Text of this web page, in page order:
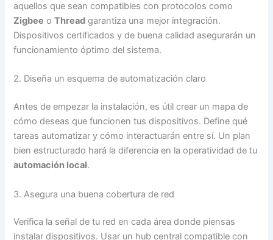
aquellos que sean compatibles con protocolos como
Zigbee oThread garantiza una mejor integración.
Dispositivos certificados y de buena calidad asegurarán un
funcionamiento óptimo del sistema.
2. Diseña un esquema de automatización claro
Antes de empezar la instalación, es útil crear un mapa de
cómo deseas que funcionen tus dispositivos. Define qué
tareas automatizar y cómo interactuarán entre sí. Un plan
bien estructurado hará la diferencia en la operatividad de tu
automación local.
3. Asegura una buena cobertura de red
Verifica la señal de tu red en cada área donde piensas
instalar dispositivos. Usar un hub central compatible con